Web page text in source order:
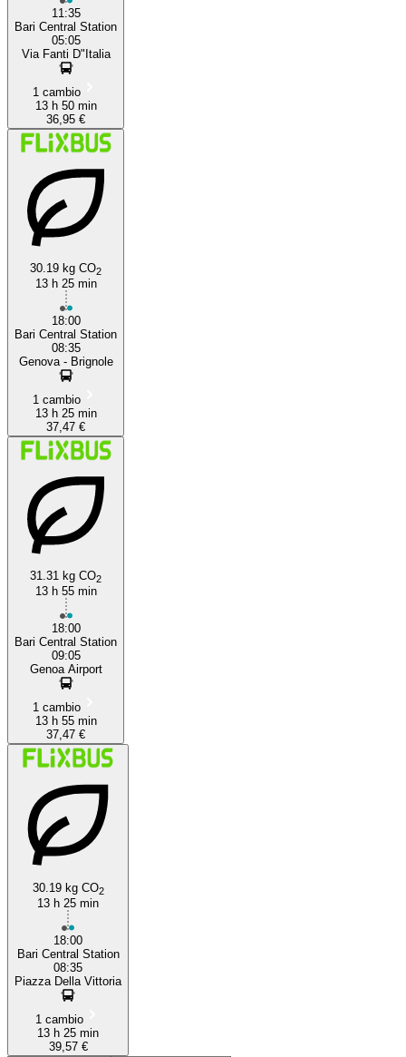
11:35
Bari Central Station
05:05
Via Fanti D"Italia
1 cambio
13 h 50 min
36,95 €
30.19 kg CO2
13 h 25 min
18:00
Bari Central Station
08:35
Genova - Brignole
1 cambio
13 h 25 min
37,47 €
31.31 kg CO2
13 h 55 min
18:00
Bari Central Station
09:05
Genoa Airport
1 cambio
13 h 55 min
37,47 €
30.19 kg CO2
13 h 25 min
18:00
Bari Central Station
08:35
Piazza Della Vittoria
1 cambio
13 h 25 min
39,57 €